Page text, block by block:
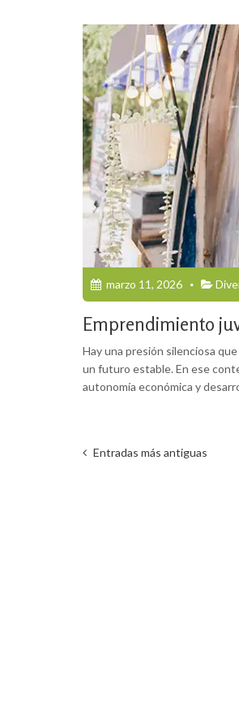
marzo 11, 2026
Emprendimiento
Hay una presión silenciosa
un futuro estable. En ese
autonomía económica y
Entradas más antiguas